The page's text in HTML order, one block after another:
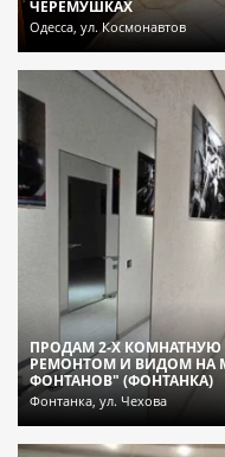
ЧЕРЕМУШКАХ
Одесса, ул. Космонавтов
ПРОДАМ 2-Х КОМНАТНУЮ
РЕМОНТОМ И ВИДОМ НА
ФОНТАНОВ" (ФОНТАНКА)
Фонтанка, ул. Чехова